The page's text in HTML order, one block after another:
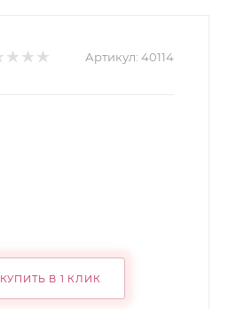
Артикул: 40114
КУПИТЬ В 1 КЛИК